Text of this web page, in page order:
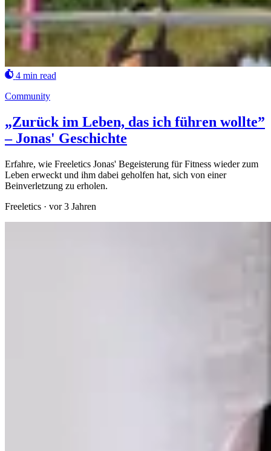
4 min read
Community
„Zurück im Leben, das ich führen wollte”
– Jonas' Geschichte
Erfahre, wie Freeletics Jonas' Begeisterung für Fitness wieder zum
Leben erweckt und ihm dabei geholfen hat, sich von einer
Beinverletzung zu erholen.
Freeletics · vor 3 Jahren